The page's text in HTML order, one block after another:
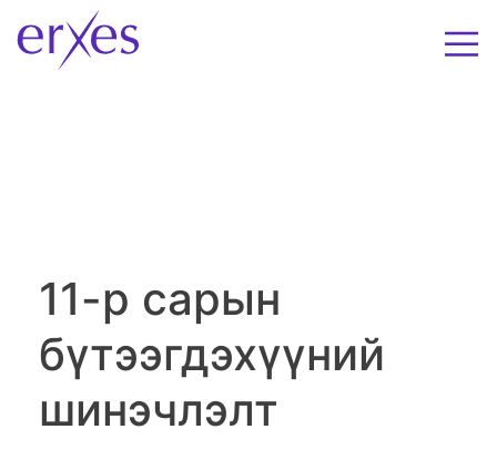
11-р сарын
бүтээгдэхүүний
шинэчлэлт